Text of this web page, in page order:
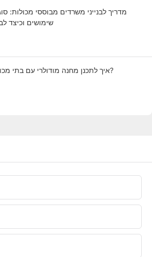
מדריך לבנייני משרדים מבוססי מכולות:
שימושים וכיצד
איך לתכנן מחנה מודולרי עם בתי מכולות?